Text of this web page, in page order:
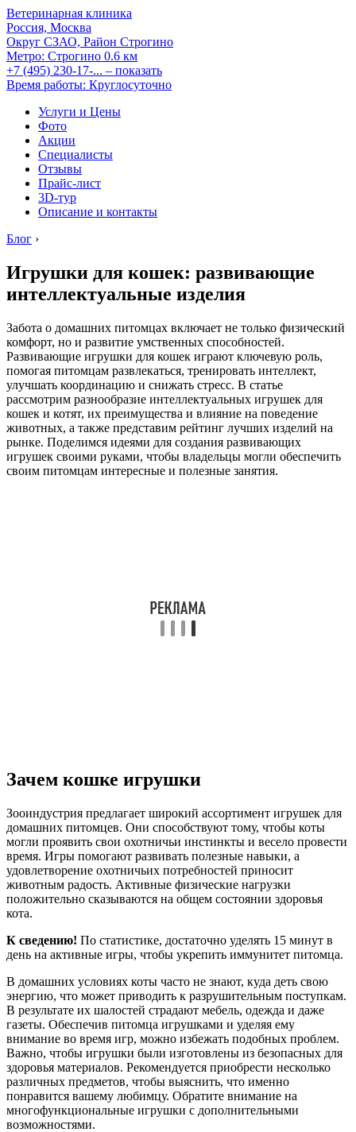
Ветеринарная клиника
Россия, Москва
Округ СЗАО, Район Строгино
Метро: Строгино 0.6 км
+7 (495) 230-17-... – показать
Время работы: Круглосуточно
Услуги и Цены
Фото
Акции
Специалисты
Отзывы
Прайс-лист
3D-тур
Описание и контакты
Блог ›
Игрушки для кошек: развивающие
интеллектуальные изделия
Забота о домашних питомцах включает не только физический
комфорт, но и развитие умственных способностей.
Развивающие игрушки для кошек играют ключевую роль,
помогая питомцам развлекаться, тренировать интеллект,
улучшать координацию и снижать стресс. В статье
рассмотрим разнообразие интеллектуальных игрушек для
кошек и котят, их преимущества и влияние на поведение
животных, а также представим рейтинг лучших изделий на
рынке. Поделимся идеями для создания развивающих
игрушек своими руками, чтобы владельцы могли обеспечить
своим питомцам интересные и полезные занятия.
Зачем кошке игрушки
Зооиндустрия предлагает широкий ассортимент игрушек для
домашних питомцев. Они способствуют тому, чтобы коты
могли проявить свои охотничьи инстинкты и весело провести
время. Игры помогают развивать полезные навыки, а
удовлетворение охотничьих потребностей приносит
животным радость. Активные физические нагрузки
положительно сказываются на общем состоянии здоровья
кота.
К сведению! По статистике, достаточно уделять 15 минут в
день на активные игры, чтобы укрепить иммунитет питомца.
В домашних условиях коты часто не знают, куда деть свою
энергию, что может приводить к разрушительным поступкам.
В результате их шалостей страдают мебель, одежда и даже
газеты. Обеспечив питомца игрушками и уделяя ему
внимание во время игр, можно избежать подобных проблем.
Важно, чтобы игрушки были изготовлены из безопасных для
здоровья материалов. Рекомендуется приобрести несколько
различных предметов, чтобы выяснить, что именно
понравится вашему любимцу. Обратите внимание на
многофункциональные игрушки с дополнительными
возможностями.